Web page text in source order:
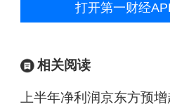
马桶与玻璃企业站上
TOTO的爆红是其中
根据公开信息，
打开第一财经
相关阅读
上半年净利润京东方预增